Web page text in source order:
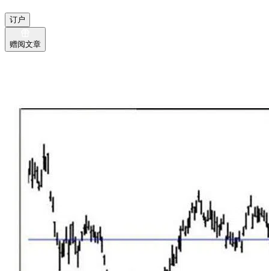
订户
赠阅文章